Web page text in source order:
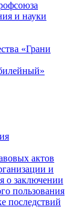
и науки
«Грани
актов
и
о заключении
пользования
последствий